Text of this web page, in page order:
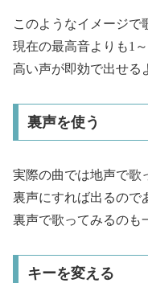
このようなイメージで
現在の最高音よりも1
高い声が即効で出せる
裏声を使う
実際の曲では地声で歌
裏声にすれば出るので
裏声で歌ってみるのも
キーを変える